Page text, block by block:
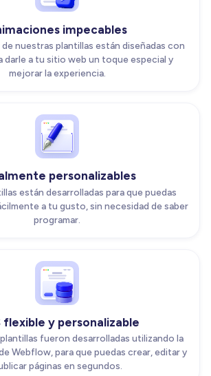
impecables
de nuestras plantillas están diseñadas con
darle a tu sitio web un toque especial y
mejorar la experiencia.
personalizables
están desarrolladas para que puedas
a tu gusto, sin necesidad de saber
programar.
flexible y personalizable
fueron desarrolladas utilizando la
Webflow, para que puedas crear, editar y
páginas en segundos.